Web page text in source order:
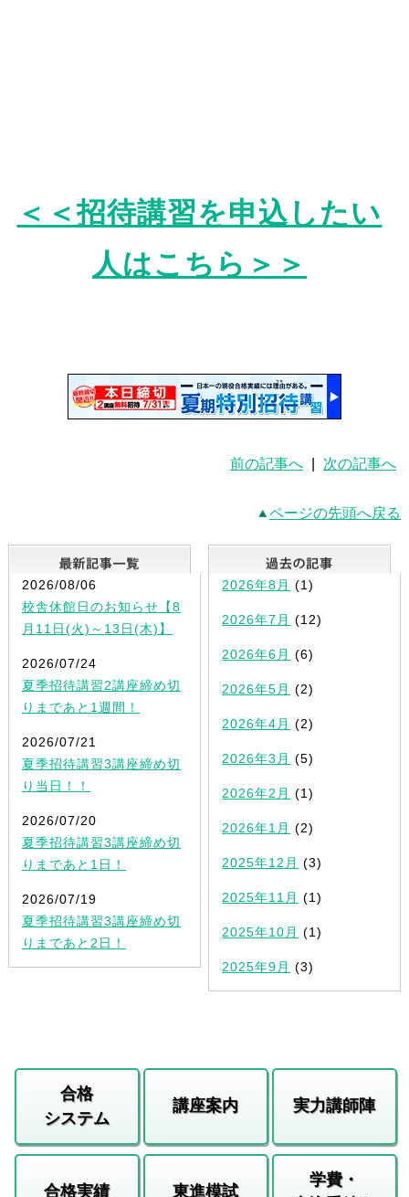
＜＜招待講習を申込したい
人はこちら＞＞
前の記事へ 次の記事へ
ページの先頭へ戻る
最新記事一覧
2026/08/06
校舎休館日のお知らせ【8
月11日(火)～13日(木)】
2026/07/24
夏季招待講習2講座締め切
りまであと1週間！
2026/07/21
夏季招待講習3講座締め切
り当日！！
2026/07/20
夏季招待講習3講座締め切
りまであと1日！
2026/07/19
夏季招待講習3講座締め切
りまであと2日！
2026年8月 (1)
2026年7月 (12)
2026年6月 (6)
2026年5月 (2)
2026年4月 (2)
2026年3月 (5)
2026年2月 (1)
2026年1月 (2)
2025年12月 (3)
2025年11月 (1)
2025年10月 (1)
2025年9月 (3)
合格
システム
講座案内 実力講師陣
合格実績 東進模試
学費・